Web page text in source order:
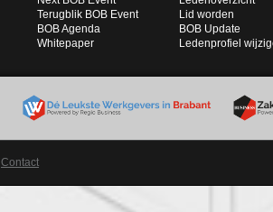
Terugblik BOB Event
BOB Agenda
Whitepaper
Lid worden
BOB Update
Ledenprofiel
Contact